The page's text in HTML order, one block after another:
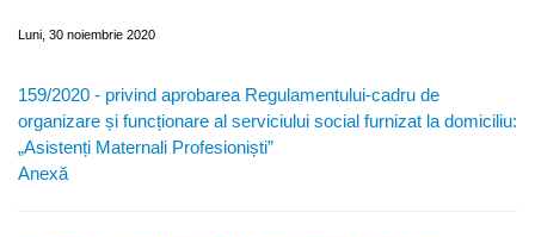
Luni, 30 noiembrie 2020
159/2020 - privind aprobarea Regulamentului-cadru de
organizare și funcționare al serviciului social furnizat la domiciliu:
„Asistenți Maternali Profesioniști”
Anexă